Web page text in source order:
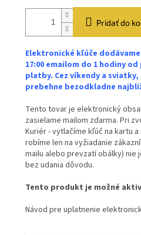
Pridať do
Elektronické kľúče
17:00 emailom do 1 hodiny
platby. Cez víkendy a
prebehne bezodkladne
Tento tovar je elektronický
zasielame mailom zdarma. Pri
Kuriér - vytlačíme kľúč na kartu
robíme len na vyžiadanie
mailu alebo prevzatí obálky) nie
bez udania dôvodu.
Tento produkt je možné
Návod pre uplatnenie